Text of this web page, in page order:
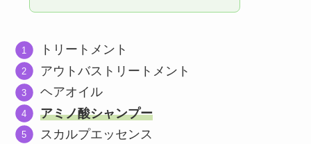
トリートメント
アウトバストリートメント
ヘアオイル
アミノ酸シャンプー
スカルプエッセンス